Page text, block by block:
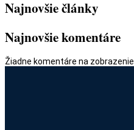
Najnovšie články
Najnovšie komentáre
Žiadne komentáre na zobrazenie.